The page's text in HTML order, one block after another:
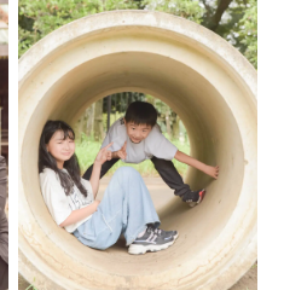
スト、撮影日前日のご予約は
ご了承ください。
は撮影日前日の18:00までにご
〜17:00とさせていただきま
くのは構いませんが、返信は
す。ご理解ください。